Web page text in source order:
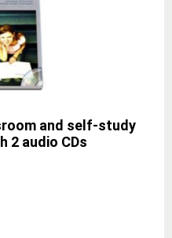
and self-study
2 audio CDs